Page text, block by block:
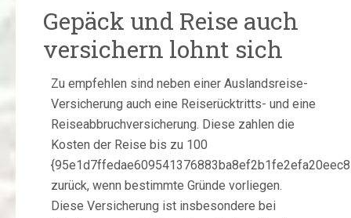
Gepäck und Reise auch
versichern lohnt sich
Zu empfehlen sind neben einer Auslandsreise-
Versicherung auch eine Reiserücktritts- und eine
Reiseabbruchversicherung. Diese zahlen die
Kosten der Reise bis zu 100
zurück, wenn bestimmte Gründe vorliegen.
Diese Versicherung ist insbesondere bei